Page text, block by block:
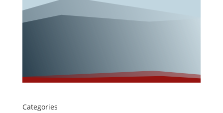
Categories